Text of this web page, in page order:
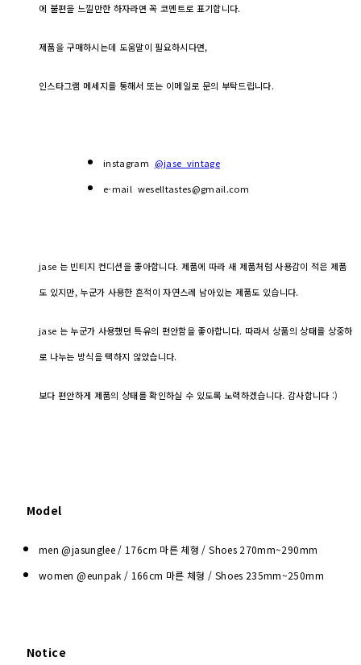
에 불편을 느낄만한 하자라면 꼭 코멘트로 표기합니다.
제품을 구매하시는데 도움말이 필요하시다면,
인스타그램 메세지를 통해서 또는 이메일로 문의 부탁드립니다.
instagram @jase_vintage
e-mail weselltastes@gmail.com
jase 는 빈티지 컨디션을 좋아합니다. 제품에 따라 새 제품처럼 사용감이 적은 제품
도 있지만, 누군가 사용한 흔적이 자연스레 남아있는 제품도 있습니다.
jase 는 누군가 사용했던 특유의 편안함을 좋아합니다. 따라서 상품의 상태를 상중하
로 나누는 방식을 택하지 않았습니다.
보다 편안하게 제품의 상태를 확인하실 수 있도록 노력하겠습니다. 감사합니다 :)
Model
men @jasunglee / 176cm 마른 체형 / Shoes 270mm~290mm
women @eunpak / 166cm 마른 체형 / Shoes 235mm~250mm
Notice